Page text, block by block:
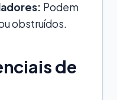
Podem
obstruídos.
de